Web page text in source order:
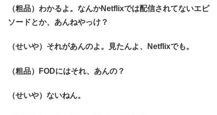
（粗品）わかるよ。なんかNetflixでは配信されてないエピ
ソードとか、あんねやっけ？
（せいや）それがあんのよ。見たんよ、Netflixでも。
（粗品）FODにはそれ、あんの？
（せいや）ないねん。